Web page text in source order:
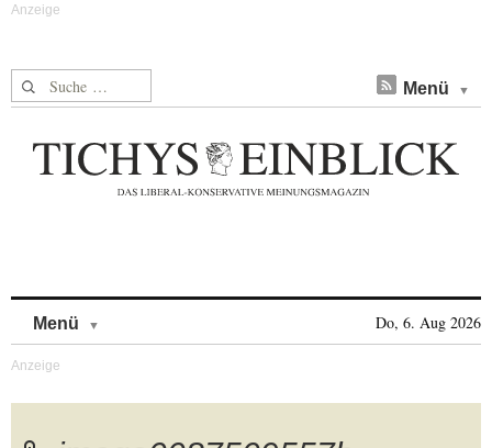
Suche nach: Menü
Menü Do, 6. Aug 2026